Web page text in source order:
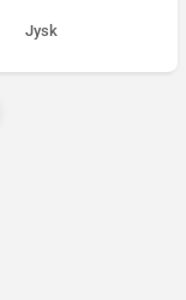
Jysk